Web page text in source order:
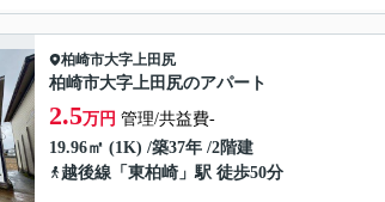
柏崎市大字上田尻
柏崎市大字上田尻のアパート
2.5万円 管理/共益費-
19.96㎡ (1K) /築37年 /2階建
越後線 「 東柏崎 」駅 徒歩50分